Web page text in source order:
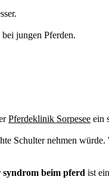
jungen Pferden.
Pferdeklinik Sorpesee ein
Schulter nehmen
syndrom beim pferd ist